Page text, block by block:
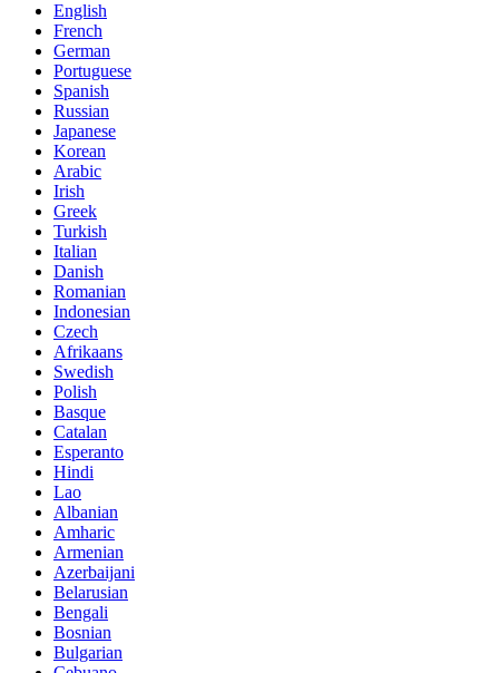
English
French
German
Portuguese
Spanish
Russian
Japanese
Korean
Arabic
Irish
Greek
Turkish
Italian
Danish
Romanian
Indonesian
Czech
Afrikaans
Swedish
Polish
Basque
Catalan
Esperanto
Hindi
Lao
Albanian
Amharic
Armenian
Azerbaijani
Belarusian
Bengali
Bosnian
Bulgarian